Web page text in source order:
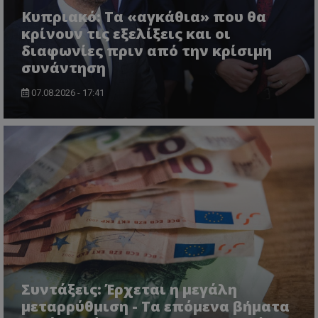
Κυπριακό: Τα «αγκάθια» που θα
κρίνουν τις εξελίξεις και οι
διαφωνίες πριν από την κρίσιμη
συνάντηση
07.08.2026 - 17:41
Συντάξεις: Έρχεται η μεγάλη
μεταρρύθμιση - Τα επόμενα βήματα
VISITOR_PRIVACY_METADATA YouTube